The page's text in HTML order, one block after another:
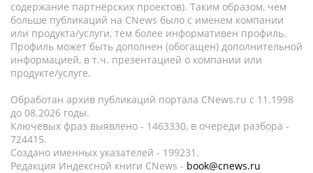
содержание партнёрских проектов). Таким образом, чем
больше публикаций на CNews было с именем компании
или продукта/услуги, тем более информативен профиль.
Профиль может быть дополнен (обогащен) дополнительной
информацией, в т.ч. презентацией о компании или
продукте/услуге.
Обработан архив публикаций портала CNews.ru c 11.1998
до 08.2026 годы.
Ключевых фраз выявлено - 1463330, в очереди разбора -
724415.
Создано именных указателей - 199231.
Редакция Индексной книги CNews - book@cnews.ru